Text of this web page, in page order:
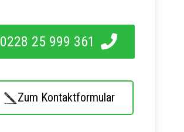
0228 25 999 361
Zum Kontaktformular